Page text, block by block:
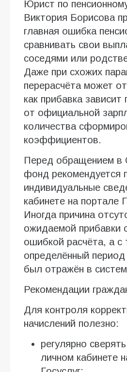
Юрист по
Виктория Борисова
главная ошибка
сравнивать свои
соседями или
Даже при схожих
перерасчёта может
как прибавка зависит
от официальной
количества
коэффициентов.
Перед обращением в
фонд рекомендуется
индивидуальные
кабинете на портале
Иногда причина
ожидаемой прибавки
ошибкой расчёта, а с
определённый
был отражён в
Рекомендации
Для контроля
начислений полезно:
регулярно
личном кабинете